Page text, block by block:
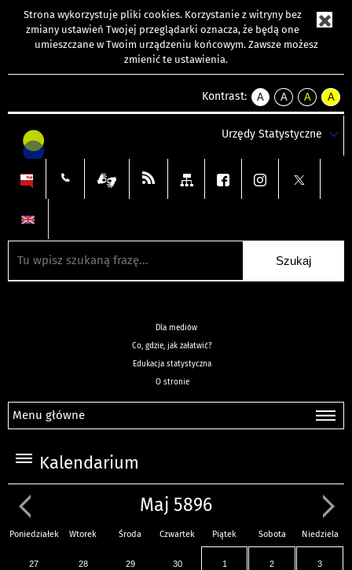
Strona wykorzystuje pliki cookies. Korzystanie z witryny bez
zmiany ustawień Twojej przeglądarki oznacza, że będą one
umieszczane w Twoim urządzeniu końcowym. Zawsze możesz
zmienić te ustawienia.
Kontrast:
A
kontrast
A
kontrast
tekst
czarnym
A
kontrast
tekst
czarnym
A
tekst
żółtym
Urzędy Statystyczne
Dla mediów
Co, gdzie, jak załatwić?
Edukacja statystyczna
O stronie
Menu główne
Kalendarium
Maj 5896
Poniedziałek Wtorek Środa Czwartek Piątek Sobota Niedziela
27 28 29 30 1 2 3